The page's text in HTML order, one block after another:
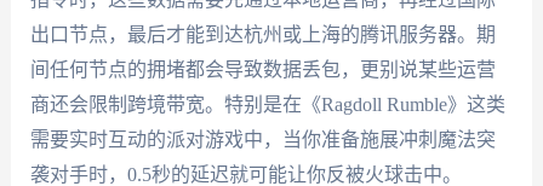
出口节点，最后才能到达杭州或上海的腾讯服务器。期
间任何节点的拥堵都会导致数据丢包，更别说某些运营
商还会限制跨境带宽。特别是在《Ragdoll Rumble》这类
需要实时互动的派对游戏中，当你准备施展冲刺魔法突
袭对手时，0.5秒的延迟就可能让你反被火球击中。